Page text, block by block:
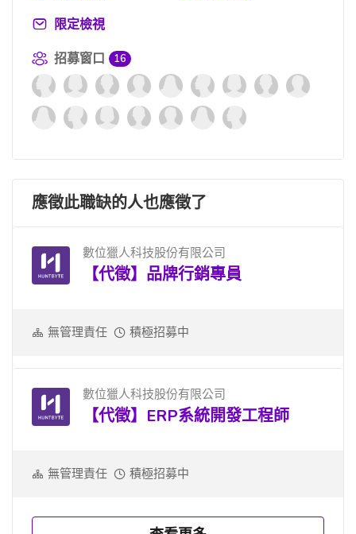
限定檢視
招募窗口
16
應徵此職缺的人也應徵了
數位獵人科技股份有限公司
【代徵】品牌行銷專員
無管理責任 積極招募中
數位獵人科技股份有限公司
【代徵】ERP系統開發工程師
無管理責任 積極招募中